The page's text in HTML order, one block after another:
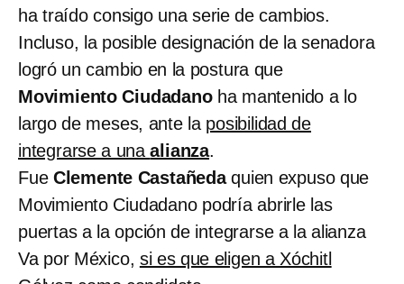
ha traído consigo una serie de cambios.
Incluso, la posible designación de la senadora
logró un cambio en la postura que
Movimiento Ciudadanoha mantenido a lo
largo de meses, ante la posibilidad de
integrarse a unaalianza.
Fue Clemente Castañedaquien expuso que
Movimiento Ciudadano podría abrirle las
puertas a la opción de integrarse a la alianza
Va por México, si es que eligen a Xóchitl